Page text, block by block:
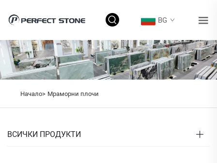
BG
Начало> Мраморни плочи
ВСИЧКИ ПРОДУКТИ